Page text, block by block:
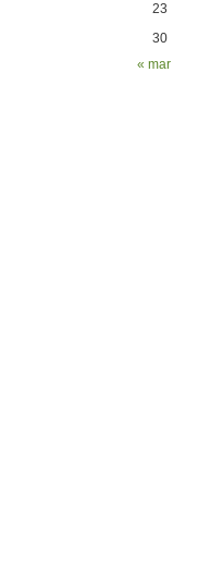
23
30
« mar